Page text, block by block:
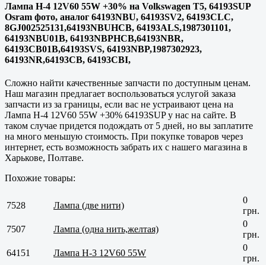
Лампа H-4 12V60 55W +30% на Volkswagen T5, 64193SUP
Osram фото, аналог 64193NBU, 64193SV2, 64193CLC,
8GJ002525131,64193NBUHCB, 64193ALS,1987301101,
64193NBU01B, 64193NBPHCB,64193NBR,
64193CB01B,64193SVS, 64193NBP,1987302923,
64193NR,64193CB, 64193CBI,
Сложно найти качественные запчасти по доступным ценам.
Наш магазин предлагает воспользоваться услугой заказа
запчасти из за границы, если вас не устраивают цена на
Лампа H-4 12V60 55W +30% 64193SUP у нас на сайте. В
таком случае придется подождать от 5 дней, но вы заплатите
на много меньшую стоимость. При покупке товаров через
интернет, есть возможность забрать их с нашего магазина в
Харькове, Полтаве.
Похожие товары:
7528 Лампа (две нити)
0
грн.
7507
Лампа (одна нить,желтая)
0
грн.
64151
Лампа H-3 12V60 55W
0
грн.